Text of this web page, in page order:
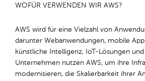
WOFÜR VERWENDEN WIR AWS?
AWS wird für eine Vielzahl von
darunter Webanwendungen, mobile
künstliche Intelligenz, IoT-Lösungen
Unternehmen nutzen AWS, um ihre
modernisieren, die Skalierbarkeit ihrer